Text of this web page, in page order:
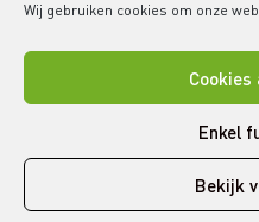
Wij gebruiken cookies om onze
Cookies
Enkel
Bekijk
GLAS
Cookies